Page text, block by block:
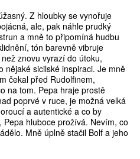
Z hloubky se vynořuje
ale, pak náhle prudký
a mně to připomíná hudbu
tón barevně vibruje
znovu vyrazí do útoku,
nějaké sicilské inspiraci. Je mně
čekal před Rudolfinem,
na tom. Pepa hraje prostě
poprvé v ruce, je možná velká
a autentické a co by
hluboce prožívá. Nevím, co
Mně úplně stačil Bolf a jeho